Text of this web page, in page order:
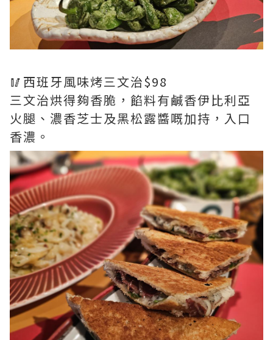
🥢西班牙風味烤三文治$98
三文治烘得夠香脆，餡料有鹹香伊比利亞
火腿、濃香芝士及黑松露醬嘅加持，入口
香濃。